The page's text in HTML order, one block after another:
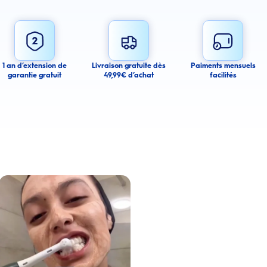
alerts about this product.
agree to receive email communications regarding this product. We may use
messages about product availability. We process your personal data as
may withdraw your consent or manage your email preferences at any time.
1 an d’extension de
garantie gratuit
Livraison gratuite dès
49,99€ d’achat
Paiments mensuels
facilités
l’apparence de ses dents tachées grâce aux produits Oral-B
Lire la vidéo : Une jeune femme partage sa routine du soir pour des gencives plus saines avec les